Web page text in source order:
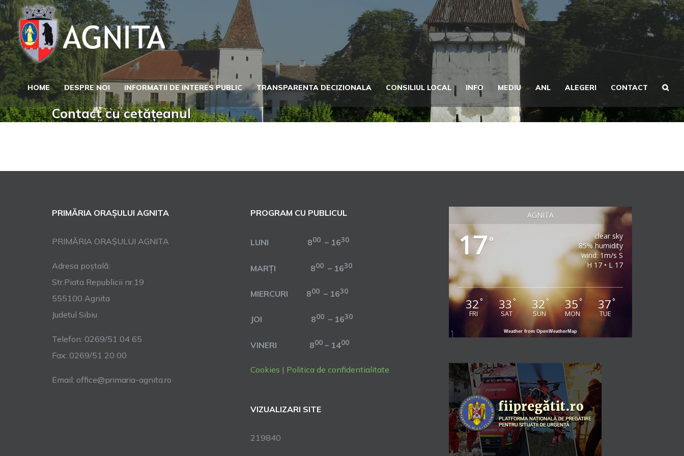
Skip
to
content
HOME DESPRE NOI INFORMATII DE INTERES PUBLIC TRANSPARENTA DECIZIONALA CONSILIUL LOCAL INFO MEDIU ANL ALEGERI CONTACT
Contact cu cetățeanul
PRIMĂRIA ORAȘULUI AGNITA
PRIMĂRIA ORAȘULUI AGNITA
Adresa poștală:
Str.Piata Republicii nr.19
555100 Agnita
Judetul Sibiu
Telefon: 0269/51 04 65
Fax: 0269/51 20 00
Email: office@primaria-agnita.ro
PROGRAM CU PUBLICUL
LUNI 800 – 1630
MARȚI 800 – 1630
MIERCURI 800 – 1630
JOI 800 – 1630
VINERI 800 – 1400
Cookies | Politica de confidentialitate
VIZUALIZARI SITE
219840
AGNITA
17°
clear sky
85% humidity
wind: 1m/s S
H 17 • L 17
32°
FRI
33°
SAT
32°
SUN
35°
MON
37°
TUE
Weather from OpenWeatherMap